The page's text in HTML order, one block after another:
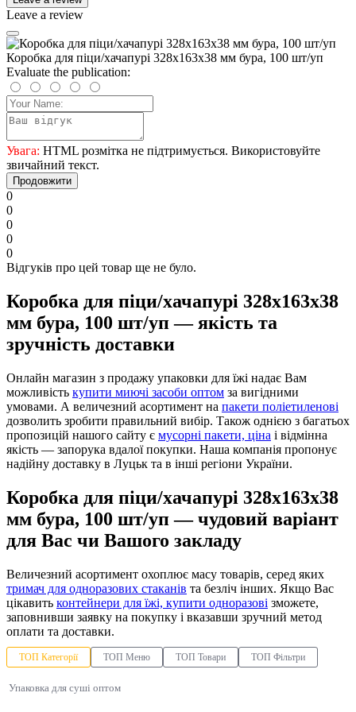
Leave a review
Коробка для піци/хачапурі 328х163х38 мм бура, 100 шт/уп
Evaluate the publication:
Увага: HTML розмітка не підтримується. Використовуйте
звичайний текст.
Продовжити
0
0
0
0
0
Відгуків про цей товар ще не було.
Коробка для піци/хачапурі 328х163х38
мм бура, 100 шт/уп — якість та
зручність доставки
Онлайн магазин з продажу упаковки для їжі надає Вам
можливість купити миючі засоби оптом за вигідними
умовами. А величезний асортимент на пакети поліетиленові
дозволить зробити правильний вибір. Також однією з багатьох
пропозицій нашого сайту є мусорні пакети, ціна і відмінна
якість — запорука вдалої покупки. Наша компанія пропонує
надійну доставку в Луцьк та в інші регіони України.
Коробка для піци/хачапурі 328х163х38
мм бура, 100 шт/уп — чудовий варіант
для Вас чи Вашого закладу
Величезний асортимент охоплює масу товарів, серед яких
тримач для одноразових стаканів та безліч інших. Якщо Вас
цікавить контейнери для їжі, купити одноразові зможете,
заповнивши заявку на покупку і вказавши зручний метод
оплати та доставки.
ТОП Категорії ТОП Меню ТОП Товари ТОП Фільтри
Упаковка для суші оптом